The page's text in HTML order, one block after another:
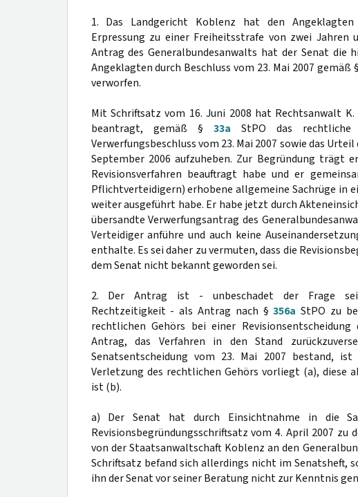
1. Das Landgericht Koblenz hat den Angeklagten
Erpressung zu einer Freiheitsstrafe von zwei Jahren
Antrag des Generalbundesanwalts hat der Senat die
Angeklagten durch Beschluss vom 23. Mai 2007 gemäß
verworfen.
Mit Schriftsatz vom 16. Juni 2008 hat Rechtsanwalt
beantragt, gemäß § 33a StPO das rechtliche
Verwerfungsbeschluss vom 23. Mai 2007 sowie das
September 2006 aufzuheben. Zur Begründung trägt
Revisionsverfahren beauftragt habe und er
Pflichtverteidigern) erhobene allgemeine Sachrüge in
weiter ausgeführt habe. Er habe jetzt durch
übersandte Verwerfungsantrag des
Verteidiger anführe und auch keine
enthalte. Es sei daher zu vermuten, dass die
dem Senat nicht bekannt geworden sei.
2. Der Antrag ist - unbeschadet der Frage
Rechtzeitigkeit - als Antrag nach §356a StPO zu
rechtlichen Gehörs bei einer
Antrag, das Verfahren in den Stand
Senatsentscheidung vom 23. Mai 2007 bestand,
Verletzung des rechtlichen Gehörs vorliegt (a), diese
ist (b).
a) Der Senat hat durch Einsichtnahme in die
Revisionsbegründungsschriftsatz vom 4. April 2007 zu
von der Staatsanwaltschaft Koblenz an den
Schriftsatz befand sich allerdings nicht im Senatsheft,
ihn der Senat vor seiner Beratung nicht zur Kenntnis